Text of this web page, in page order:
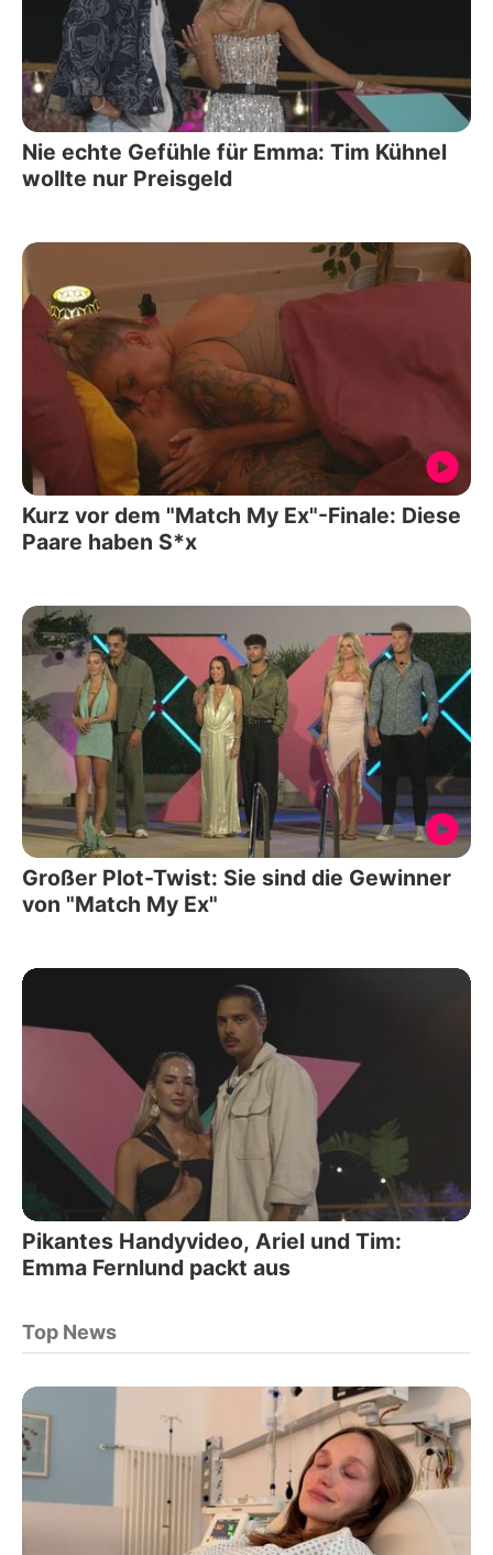
Nie echte Gefühle für Emma: Tim Kühnel
wollte nur Preisgeld
Kurz vor dem "Match My Ex"-Finale: Diese
Paare haben S*x
Großer Plot-Twist: Sie sind die Gewinner
von "Match My Ex"
Pikantes Handyvideo, Ariel und Tim:
Emma Fernlund packt aus
Top News